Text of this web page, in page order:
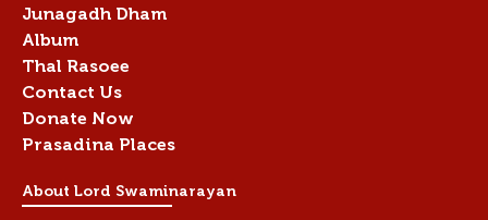
Junagadh Dham
Album
Thal Rasoee
Contact Us
Donate Now
Prasadina Places
About Lord Swaminarayan